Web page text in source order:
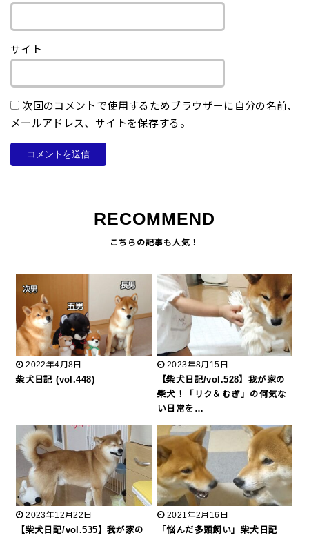
サイト
次回のコメントで使用するためブラウザーに自分の名前、
メールアドレス、サイトを保存する。
RECOMMEND
2022年4月8日
柴犬日記 (vol.448)
2023年8月15日
【柴犬日記/vol.528】我が家の
柴犬！「リク＆むぎ」の何気な
い日常を…
2023年12月22日
【柴犬日記/vol.535】我が家の
2021年2月16日
「悩んだ多頭飼い」柴犬日記